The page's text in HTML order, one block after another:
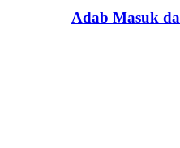
Adab Masuk